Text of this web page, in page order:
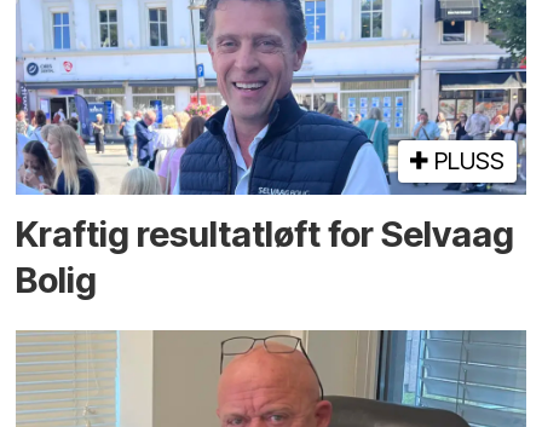
PLUSS
Kraftig resultatløft for Selvaag
Bolig